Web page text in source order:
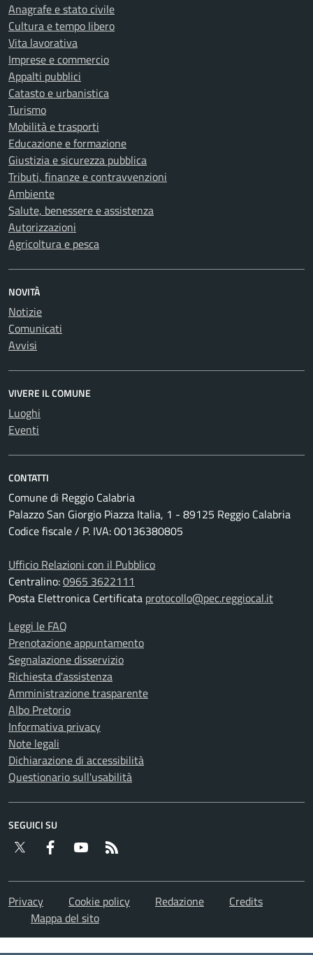
Anagrafe e stato civile
Cultura e tempo libero
Vita lavorativa
Imprese e commercio
Appalti pubblici
Catasto e urbanistica
Turismo
Mobilità e trasporti
Educazione e formazione
Giustizia e sicurezza pubblica
Tributi, finanze e contravvenzioni
Ambiente
Salute, benessere e assistenza
Autorizzazioni
Agricoltura e pesca
NOVITÀ
Notizie
Comunicati
Avvisi
VIVERE IL COMUNE
Luoghi
Eventi
CONTATTI
Comune di Reggio Calabria
Palazzo San Giorgio Piazza Italia, 1 - 89125 Reggio Calabria
Codice fiscale / P. IVA: 00136380805
Ufficio Relazioni con il Pubblico
Centralino:0965 3622111
Posta Elettronica Certificata protocollo@pec.reggiocal.it
Leggi le FAQ
Prenotazione appuntamento
Segnalazione disservizio
Richiesta d'assistenza
Amministrazione trasparente
Albo Pretorio
Informativa privacy
Note legali
Dichiarazione di accessibilità
Questionario sull'usabilità
SEGUICI SU
Twitter Facebook YouTube
Privacy Cookie policy Redazione
Credits
Mappa del sito